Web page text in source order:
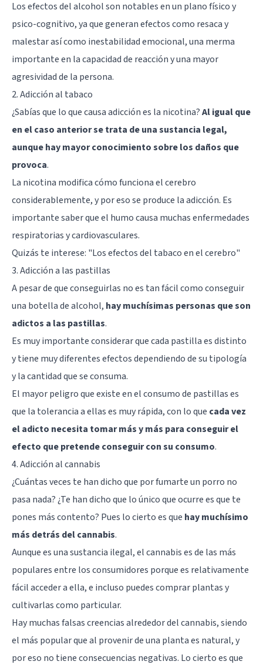
Los efectos del alcohol son notables en un plano físico y
psico-cognitivo, ya que generan efectos como resaca y
malestar así como inestabilidad emocional, una merma
importante en la capacidad de reacción y una mayor
agresividad de la persona.
2. Adicción al tabaco
¿Sabías que lo que causa adicción es la nicotina?Al igual que
en el caso anterior se trata de una sustancia legal,
aunque hay mayor conocimiento sobre los daños que
provoca.
La nicotina modifica cómo funciona el cerebro
considerablemente, y por eso se produce la adicción. Es
importante saber que el humo causa muchas enfermedades
respiratorias y cardiovasculares.
Quizás te interese: "Los efectos del tabaco en el cerebro"
3. Adicción a las pastillas
A pesar de que conseguirlas no es tan fácil como conseguir
una botella de alcohol, hay muchísimas personas que son
adictos a las pastillas.
Es muy importante considerar que cada pastilla es distinto
y tiene muy diferentes efectos dependiendo de su tipología
y la cantidad que se consuma.
El mayor peligro que existe en el consumo de pastillas es
que la tolerancia a ellas es muy rápida, con lo que cada vez
el adicto necesita tomar más y más para conseguir el
efecto que pretende conseguir con su consumo.
4. Adicción al cannabis
¿Cuántas veces te han dicho que por fumarte un porro no
pasa nada? ¿Te han dicho que lo único que ocurre es que te
pones más contento? Pues lo cierto es que hay muchísimo
más detrás del cannabis.
Aunque es una sustancia ilegal, el cannabis es de las más
populares entre los consumidores porque es relativamente
fácil acceder a ella, e incluso puedes comprar plantas y
cultivarlas como particular.
Hay muchas falsas creencias alrededor del cannabis, siendo
el más popular que al provenir de una planta es natural, y
por eso no tiene consecuencias negativas. Lo cierto es que